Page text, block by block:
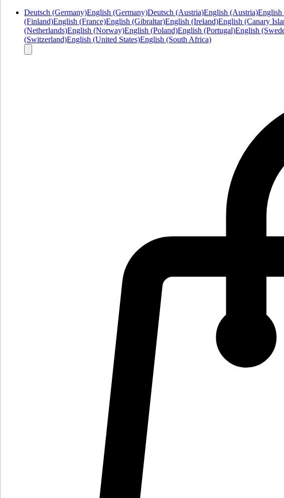
Deutsch (Germany)English (Germany)Deutsch (Austria)English (Austria)
(Finland)English (France)English (Gibraltar)English (Ireland)English (Canary
(Netherlands)English (Norway)English (Poland)English (Portugal)English
(Switzerland)English (United States)English (South Africa)